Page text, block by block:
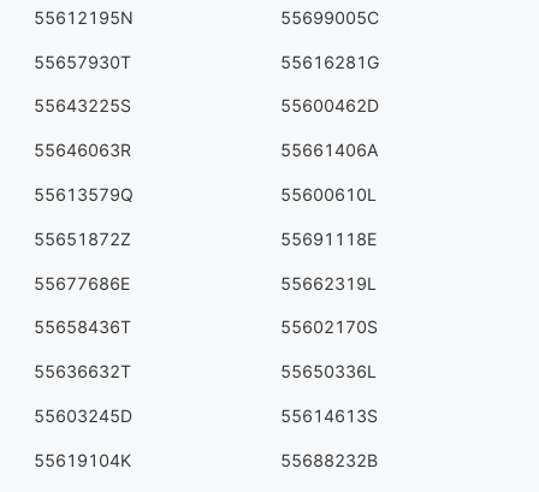
55612195N 55699005C
55657930T 55616281G
55643225S 55600462D
55646063R 55661406A
55613579Q 55600610L
55651872Z 55691118E
55677686E 55662319L
55658436T 55602170S
55636632T 55650336L
55603245D 55614613S
55619104K 55688232B